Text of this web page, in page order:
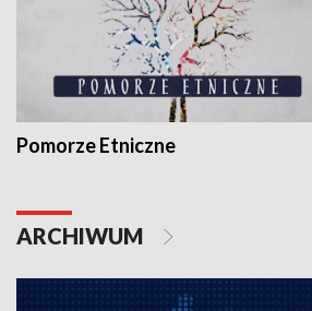
Pomorze Etniczne
ARCHIWUM